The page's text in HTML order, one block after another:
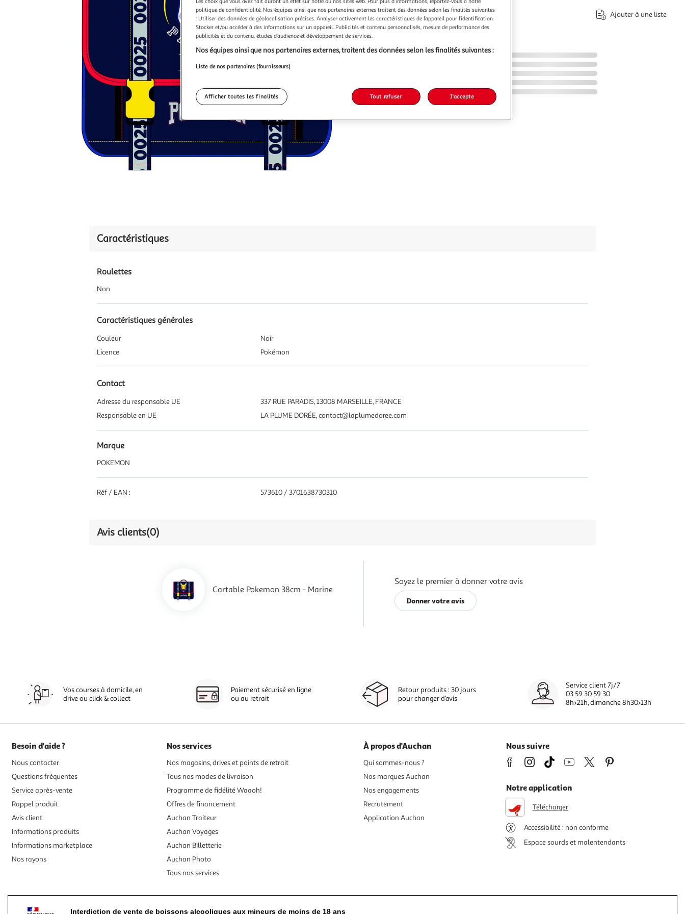
39,99€ / pce
Ajouter à une liste
Caractéristiques
Roulettes
Non
Caractéristiques générales
Couleur
Noir
Licence
Pokémon
Contact
Adresse du responsable UE
337 RUE PARADIS, 13008 MARSEILLE, FRANCE
Responsable en UE
LA PLUME DORÉE, contact@laplumedoree.com
Marque
POKEMON
Réf / EAN : 573610 / 3701638730310
Avis clients(0)
Cartable Pokemon 38cm - Marine
Soyez le premier à donner votre avis
Donner votre avis
Vos courses à domicile, en
drive ou click & collect
Paiement sécurisé en ligne
ou au retrait
Retour produits : 30 jours
pour changer d’avis
Service client 7j/7
03 59 30 59 30
8h>21h, dimanche 8h30>13h
Besoin d'aide ?
Nous contacter
Questions fréquentes
Service après-vente
Rappel produit
Avis client
Informations produits
Informations marketplace
Nos rayons
Nos services
Nos magasins, drives et points de retrait
Tous nos modes de livraison
Programme de fidélité Waaoh!
Offres de financement
Auchan Traiteur
Auchan Voyages
Auchan Billetterie
Auchan Photo
Tous nos services
À propos d'Auchan
Qui sommes-nous ?
Nos marques Auchan
Nos engagements
Recrutement
Application Auchan
Nous suivre
Notre application
Télécharger
Accessibilité : non conforme
Espace sourds et malentendants
Interdiction de vente de boissons alcooliques aux mineurs de moins de 18 ans
politique de confidentialité. Nos équipes ainsi que nos partenaires externes traitent des données selon les finalités suivantes
: Utiliser des données de géolocalisation précises. Analyser activement les caractéristiques de l’appareil pour l’identification.
Stocker et/ou accéder à des informations sur un appareil. Publicités et contenu personnalisés, mesure de performance des
publicités et du contenu, études d’audience et développement de services.
Nos équipes ainsi que nos partenaires externes, traitent des données selon les finalités suivantes :
Liste de nos partenaires (fournisseurs)
Afficher toutes les finalités Tout refuser J'accepte